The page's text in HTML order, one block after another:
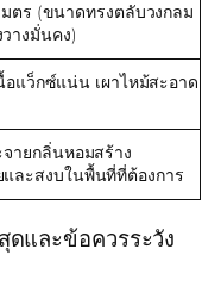
มตร (ขนาดทรงตลับวงกลม
างมั่นคง)
อแว็กซ์แน่น เผาไหม้สะอาด
จายกลิ่นหอมสร้าง
ละสงบในพื้นที่ที่ต้องการ
ดและข้อควรระวัง